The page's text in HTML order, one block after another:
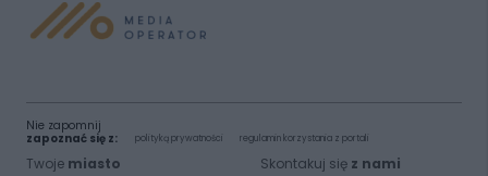
Nie zapomnij
zapoznać się z:
polityką prywatności regulamin korzystania z portali
Twoje miasto Skontakuj się z nami